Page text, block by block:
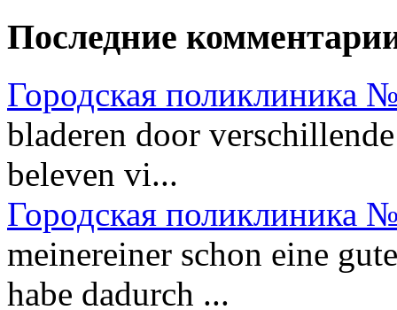
Последние
Городская поликлиника
bladeren door
beleven vi...
Городская поликлиника
meinereiner schon eine
habe dadurch ...